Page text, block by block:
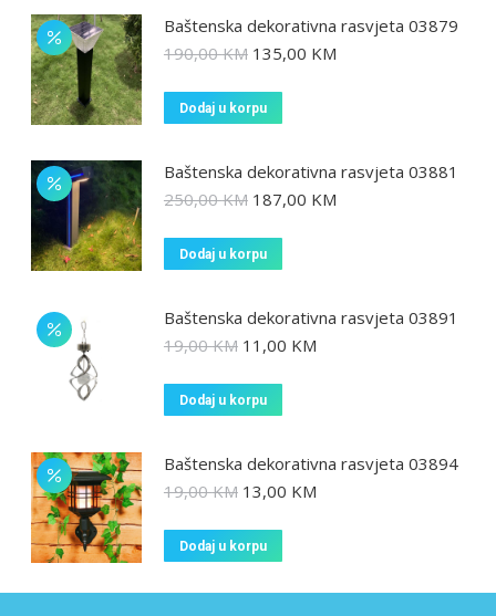
Baštenska dekorativna rasvjeta 03879
190,00KM 135,00 KM
Dodaj u korpu
Baštenska dekorativna rasvjeta 03881
250,00KM 187,00 KM
Dodaj u korpu
Baštenska dekorativna rasvjeta 03891
19,00KM 11,00 KM
Dodaj u korpu
Baštenska dekorativna rasvjeta 03894
19,00KM 13,00 KM
Dodaj u korpu